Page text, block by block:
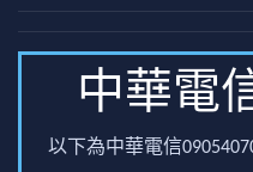
中華電
以下為中華電信